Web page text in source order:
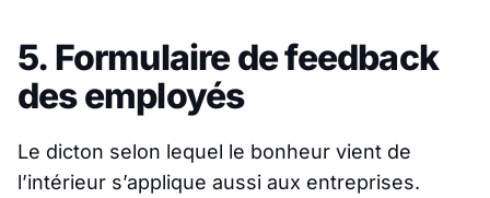
5. Formulaire de feedback
des employés
Le dicton selon lequel le bonheur vient de
l’intérieur s’applique aussi aux entreprises.